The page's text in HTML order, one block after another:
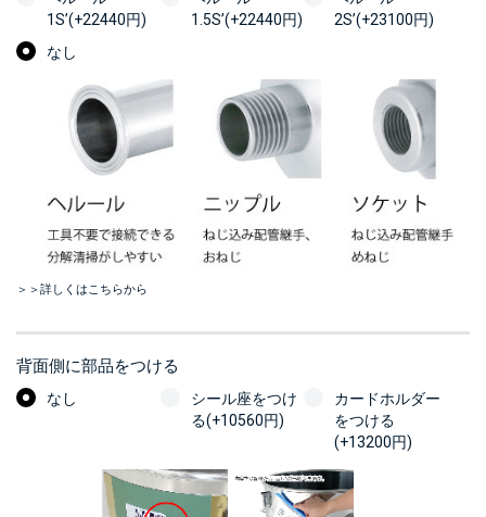
1S’(+22440円)
1.5S’(+22440円)
2S’(+23100円)
なし
＞＞詳しくはこちらから
背面側に部品をつける
なし
シール座をつけ
る(+10560円)
カードホルダー
をつける
(+13200円)